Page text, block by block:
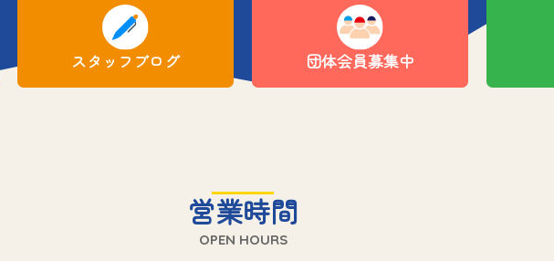
スタッフブログ 団体会員募集中
営業時間
OPEN HOURS